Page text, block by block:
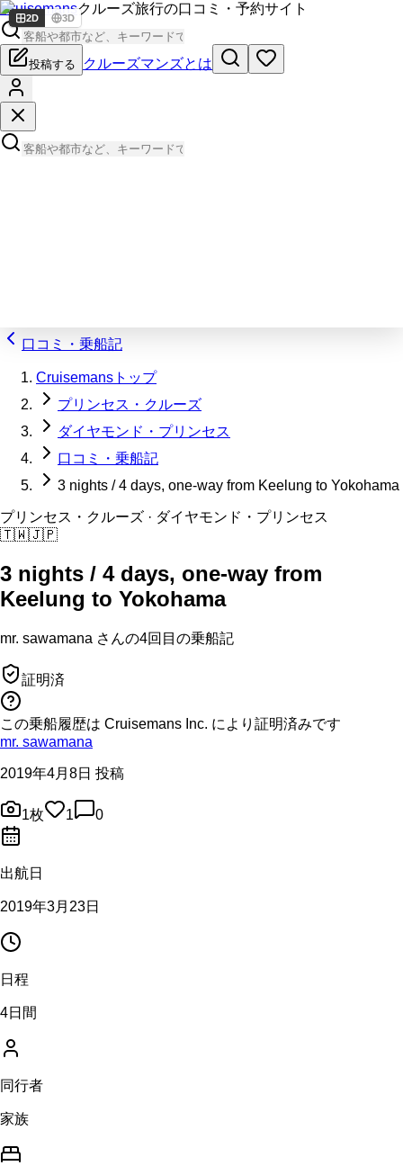
Cruisemansクルーズ旅行の口コミ・予約サイト
投稿する クルーズマンズとは
口コミ・乗船記
Cruisemansトップ
プリンセス・クルーズ
ダイヤモンド・プリンセス
口コミ・乗船記
3 nights / 4 days, one-way from Keelung to Yokohama
プリンセス・クルーズ · ダイヤモンド・プリンセス
🇹🇼🇯🇵
3 nights / 4 days, one-way from
Keelung to Yokohama
mr. sawamana さんの4回目の乗船記
証明済
この乗船履歴は Cruisemans Inc. により証明済みです
mr. sawamana
2019年4月8日 投稿
1枚 1 0
出航日
2019年3月23日
日程
4日間
同行者
家族
2D 3D